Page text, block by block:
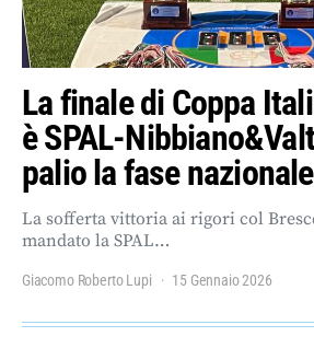
La finale di Coppa
è SPAL-
palio la fase nazionale
La sofferta vittoria ai rigori col
mandato la SPAL…
Giacomo Roberto Lupi 15 Gennaio 2026